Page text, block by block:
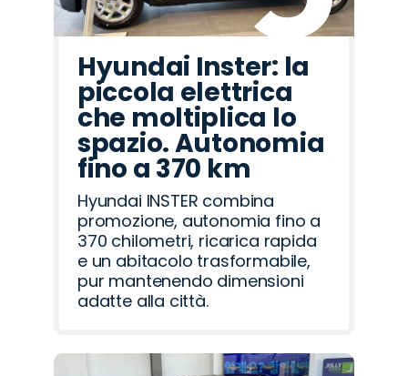
Hyundai Inster: la
piccola elettrica
che moltiplica lo
spazio. Autonomia
fino a 370 km
Hyundai INSTER combina
promozione, autonomia fino a
370 chilometri, ricarica rapida
e un abitacolo trasformabile,
pur mantenendo dimensioni
adatte alla città.